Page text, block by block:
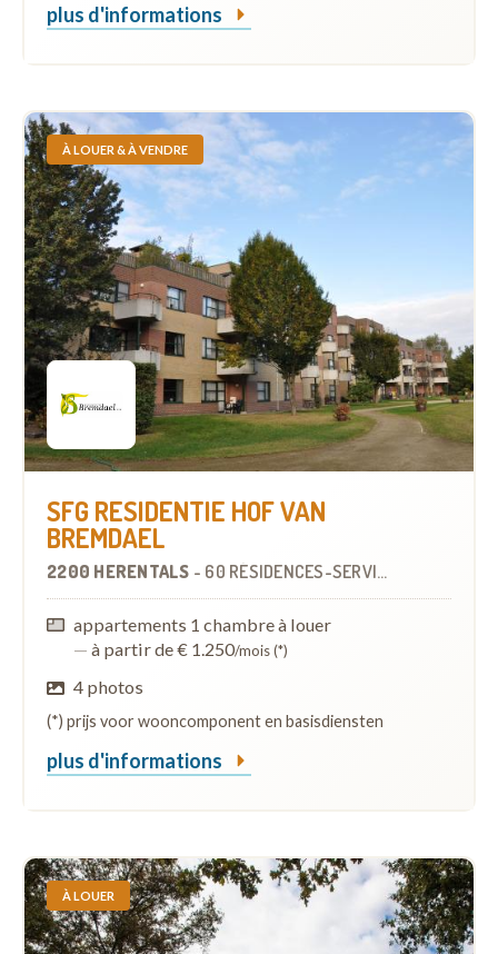
plus d'informations
À LOUER & À VENDRE
SFG RESIDENTIE HOF VAN
BREMDAEL
2200 HERENTALS - 60 RÉSIDENCES-SERVICES
appartements 1 chambre à louer
— à partir de € 1.250/mois (*)
4 photos
(*) prijs voor wooncomponent en basisdiensten
plus d'informations
À LOUER